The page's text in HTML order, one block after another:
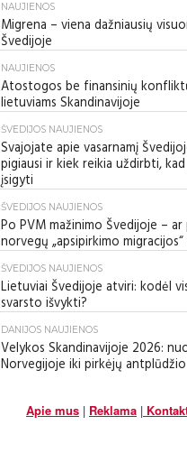
NAUJIENOS
Migrena – viena dažniausių
Švedijoje
NAUJIENOS
Atostogos be finansinių
lietuviams Skandinavijoje
ŠVEDIJOS NAUJIENOS
Svajojate apie vasarnamį
pigiausi ir kiek reikia uždirbti,
įsigyti
ŠVEDIJOS NAUJIENOS
Po PVM mažinimo Švedijoje – ar
norvegų „apsipirkimo migracijos“
ŠVEDIJOS NAUJIENOS
Lietuviai Švedijoje atviri: kodėl
svarsto išvykti?
DANIJOS NAUJIENOS
Velykos Skandinavijoje 2026:
Norvegijoje iki pirkėjų
Apie mus| Reklama|